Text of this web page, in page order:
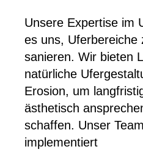
Unsere Expertise im
es uns, Uferbereiche
sanieren. Wir bieten
natürliche
Erosion, um
ästhetisch
schaffen. Unser
implementiert